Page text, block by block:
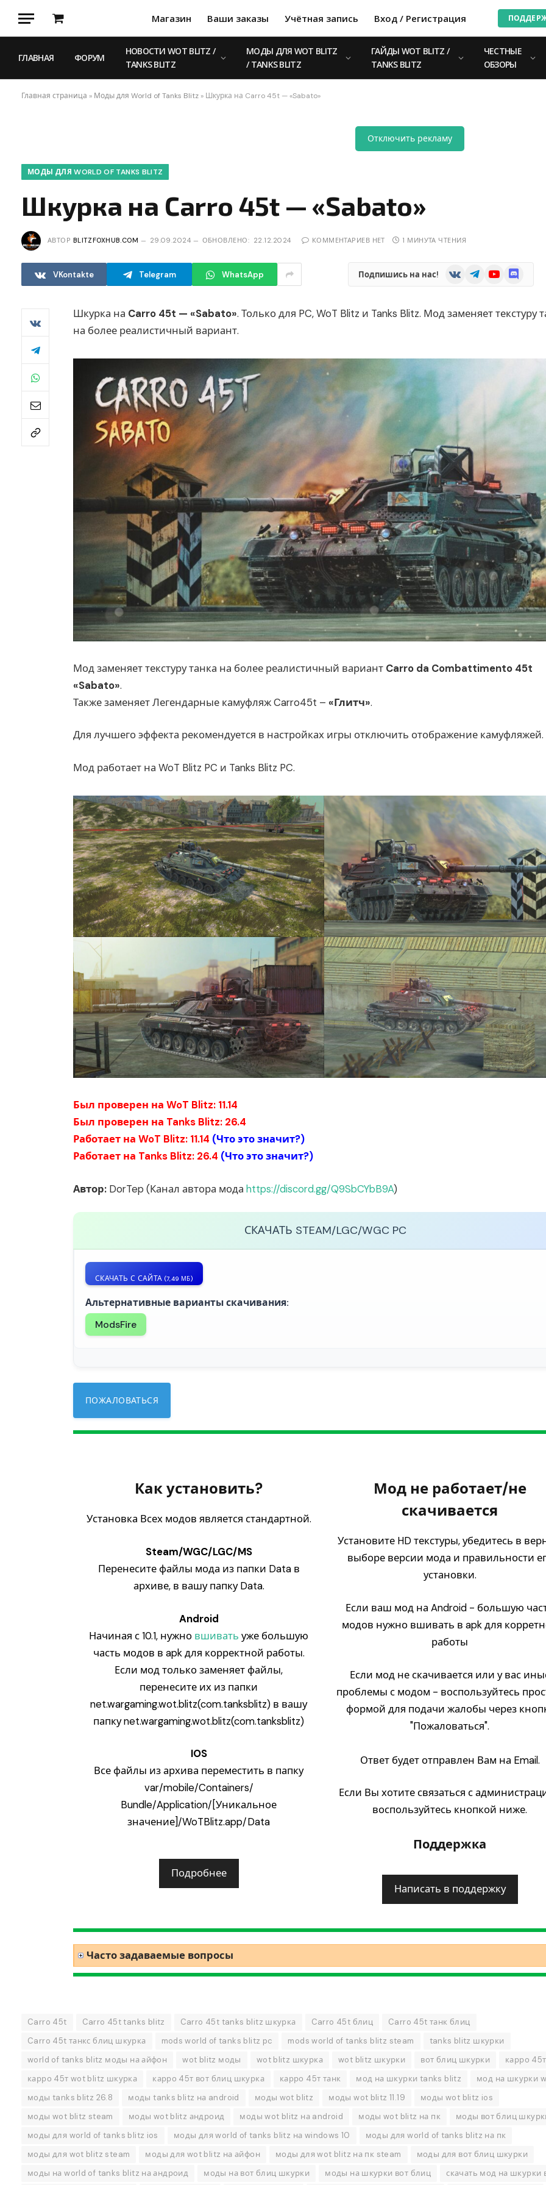
Корзина
Магазин Ваши заказы Учётная запись Вход / Регистрация
ГЛАВНАЯ ФОРУМ
НОВОСТИ WOT BLITZ /
TANKS BLITZ
МОДЫ ДЛЯ WOT BLITZ
/ TANKS BLITZ
ГАЙДЫ WOT BLITZ /
TANKS BLITZ
ЧЕСТНЫЕ
ОБЗОРЫ
Главная страница » Моды для World of Tanks Blitz » Шкурка на Carro 45t — «Sabato»
Отключить рекламу
МОДЫ ДЛЯ WORLD OF TANKS BLITZ
Шкурка на Carro 45t — «Sabato»
АВТОР BLITZFOXHUB.COM 29.09.2024 ОБНОВЛЕНО: 22.12.2024 КОММЕНТАРИЕВ НЕТ 1 МИНУТА ЧТЕНИЯ
VKontakte Telegram WhatsApp Подпишись на нас! VKontakteTelegramYouTubeDiscord
Шкурка на Carro 45t — «Sabato». Только для PC, WoT Blitz и Tanks Blitz. Мод заменяет текстуру
на более реалистичный вариант.
Мод заменяет текстуру танка на более реалистичный вариант Carro da Combattimento 45t
«Sabato».
Также заменяет Легендарные камуфляж Carro45t – «Глитч».
Для лучшего эффекта рекомендуется в настройках игры отключить отображение камуфляжей.
Мод работает на WoT Blitz PC и Tanks Blitz PC.
Был проверен на WoT Blitz: 11.14
Был проверен на Tanks Blitz: 26.4
Работает на WoT Blitz: 11.14 (Что это значит?)
Работает на Tanks Blitz: 26.4 (Что это значит?)
Автор:DorTep (Канал автора мода https://discord.gg/Q9SbCYbB9A)
СКАЧАТЬ STEAM/LGC/WGC PC
СКАЧАТЬ С САЙТА (7,49 МБ)
Альтернативные варианты скачивания:
ModsFire
ПОЖАЛОВАТЬСЯ
Как установить?
Установка Всех модов является стандартной.
Steam/WGC/LGC/MS
Перенесите файлы мода из папки Data в
архиве, в вашу папку Data.
Android
Начиная с 10.1, нужно вшивать уже большую
часть модов в apk для корректной работы.
Если мод только заменяет файлы,
перенесите их из папки
net.wargaming.wot.blitz(com.tanksblitz) в вашу
папку net.wargaming.wot.blitz(com.tanksblitz)
IOS
Все файлы из архива переместить в папку
var/mobile/Containers/
Bundle/Application/[Уникальное
значение]/WoTBlitz.app/Data
Подробнее
Мод не работает/не
скачивается
Установите HD текстуры, убедитесь в
выборе версии мода и правильности
установки.
Если ваш мод на Android - большую
модов нужно вшивать в apk для
работы
Если мод не скачивается или у вас
проблемы с модом - воспользуйтесь
формой для подачи жалобы через
"Пожаловаться".
Ответ будет отправлен Вам на Email.
Если Вы хотите связаться с
воспользуйтесь кнопкой ниже.
Поддержка
Написать в поддержку
Часто задаваемые вопросы
Carro 45t Carro 45t tanks blitz Carro 45t tanks blitz шкурка Carro 45t блиц
Carro 45t танк блиц
Carro 45t танкс блиц шкурка
mods world of tanks blitz pc mods world of tanks blitz steam
tanks blitz шкурки
world of tanks blitz моды на айфон
wot blitz моды wot blitz шкурка wot blitz шкурки вот блиц шкурки
карро
карро 45т wot blitz шкурка
карро 45т вот блиц шкурка карро 45т танк мод на шкурки tanks blitz
мод на шкурки
моды tanks blitz 26.8
моды tanks blitz на android моды wot blitz моды wot blitz 11.19
моды wot blitz ios
моды wot blitz steam
моды wot blitz андроид моды wot blitz на android моды wot blitz на пк
моды вот блиц
моды для world of tanks blitz ios
моды для world of tanks blitz на windows 10
моды для world of tanks blitz на пк
моды для wot blitz steam
моды для wot blitz на айфон моды для wot blitz на пк steam
моды для вот блиц шкурки
моды на world of tanks blitz на андроид
моды на вот блиц шкурки моды на шкурки вот блиц скачать мод на шкурки